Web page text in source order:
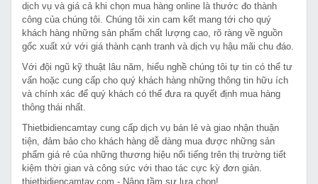
dịch vụ và giá cả khi chọn mua hàng online là thước đo thành
công của chúng tôi. Chúng tôi xin cam kết mang tới cho quý
khách hàng những sản phẩm chất lượng cao, rõ ràng về nguồn
gốc xuất xứ với giá thành cạnh tranh và dịch vụ hậu mãi chu đáo.
Với đội ngũ kỹ thuật lâu năm, hiểu nghề chúng tôi tự tin có thể tư
vấn hoặc cung cấp cho quý khách hàng những thông tin hữu ích
và chính xác để quý khách có thể đưa ra quyết định mua hàng
thông thái nhất.
Thietbidiencamtay cung cấp dịch vụ bán lẻ và giao nhận thuận
tiện, đảm bảo cho khách hàng dễ dàng mua được những sản
phẩm giá rẻ của những thương hiệu nổi tiếng trên thị trường tiết
kiệm thời gian và công sức với thao tác cực kỳ đơn giản.
thietbidiencamtay.com - Nâng tầm sự lựa chọn!